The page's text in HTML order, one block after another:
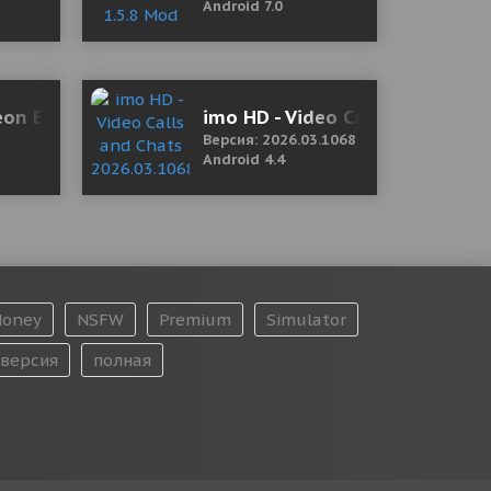
Android 7.0
Escape 1.0.5 Mod (Physical strength)
imo HD - Video Calls and
Версия: 2026.03.1068
Android 4.4
NSFW Premium
Simulator
версия
полная